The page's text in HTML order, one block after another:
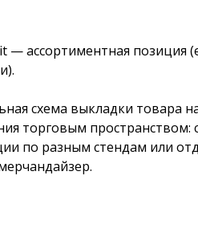
— ассортиментная позиция
схема выкладки товара
торговым пространством:
по разным стендам или